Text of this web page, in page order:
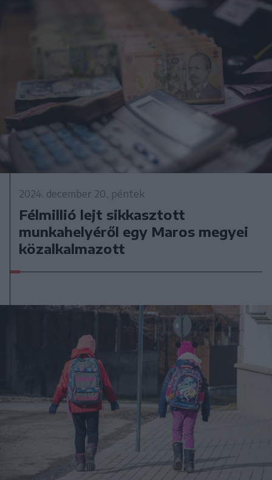
2024. december 20., péntek
Félmillió lejt sikkasztott
munkahelyéről egy Maros megyei
közalkalmazott